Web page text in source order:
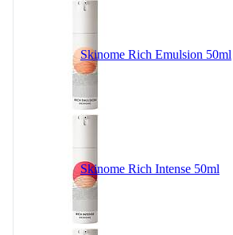
Skinome Rich Emulsion 50ml
Skinome Rich Intense 50ml